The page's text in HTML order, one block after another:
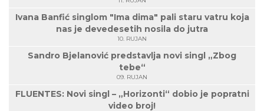
Ivana Banfić singlom "Ima dima" pali staru vatru koja
nas je devedesetih nosila do jutra
10. RUJAN
Sandro Bjelanović predstavlja novi singl „Zbog
tebe“
09. RUJAN
FLUENTES: Novi singl – „Horizonti“ dobio je popratni
video broj!